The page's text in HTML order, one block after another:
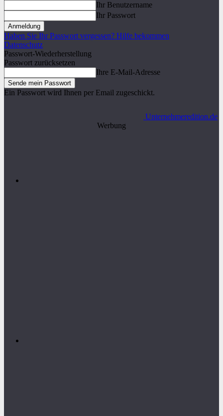
Ihr Benutzername
Ihr Passwort
Haben Sie Ihr Passwort vergessen? Hilfe bekommen
Datenschutz
Passwort-Wiederherstellung
Passwort zurücksetzen
Ihre E-Mail-Adresse
Ein Passwort wird Ihnen per Email zugeschickt.
Unternehmeredition.de
Werbung